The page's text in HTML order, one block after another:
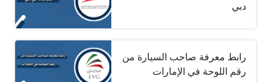
دبي
رابط معرفة صاحب السيارة من
رقم اللوحة في الإمارات